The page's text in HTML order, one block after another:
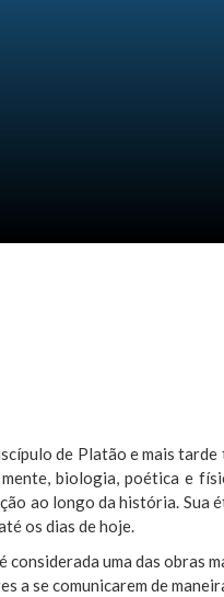
de Platão e mais
biologia, poética e
ao longo da história.
os dias de hoje.
uma das obras
a se comunicarem de